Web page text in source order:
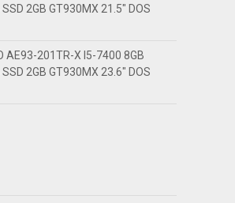
2GB GT930MX 21.5″ DOS
AE93-201TR-X I5-7400 8GB
2GB GT930MX 23.6″ DOS